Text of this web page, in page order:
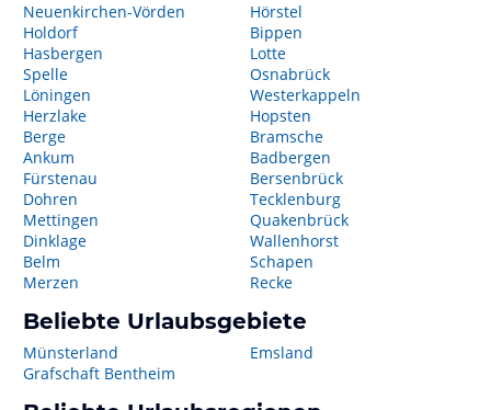
Neuenkirchen-Vörden
Holdorf
Hasbergen
Spelle
Löningen
Herzlake
Berge
Ankum
Fürstenau
Dohren
Mettingen
Dinklage
Belm
Merzen
Hörstel
Bippen
Lotte
Osnabrück
Westerkappeln
Hopsten
Bramsche
Badbergen
Bersenbrück
Tecklenburg
Quakenbrück
Wallenhorst
Schapen
Recke
Beliebte Urlaubsgebiete
Münsterland
Grafschaft Bentheim
Emsland